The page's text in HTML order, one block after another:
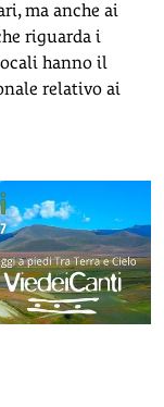
ma anche ai
riguarda i
hanno il
relativo ai